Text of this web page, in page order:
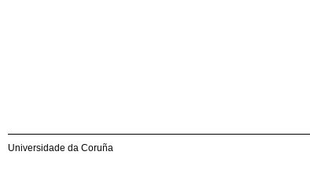
Universidade da Coruña